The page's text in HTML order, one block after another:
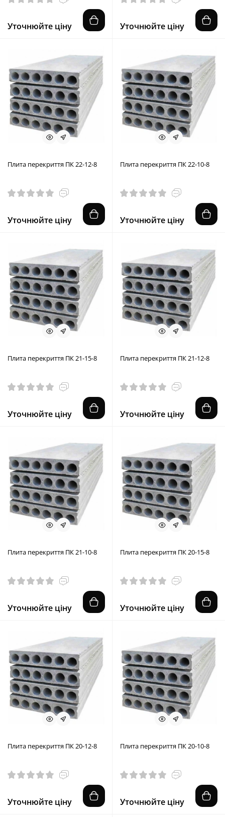
Уточнюйте ціну Уточнюйте ціну
Плита перекриття ПК 22-12-8
Уточнюйте ціну
Плита перекриття ПК 22-10-8
Уточнюйте ціну
Плита перекриття ПК 21-15-8
Уточнюйте ціну
Плита перекриття ПК 21-12-8
Уточнюйте ціну
Плита перекриття ПК 21-10-8
Уточнюйте ціну
Плита перекриття ПК 20-15-8
Уточнюйте ціну
Плита перекриття ПК 20-12-8
Уточнюйте ціну
Плита перекриття ПК 20-10-8
Уточнюйте ціну